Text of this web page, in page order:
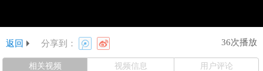
返回 分享到： 36次播放
相关视频 视频信息
用户评论